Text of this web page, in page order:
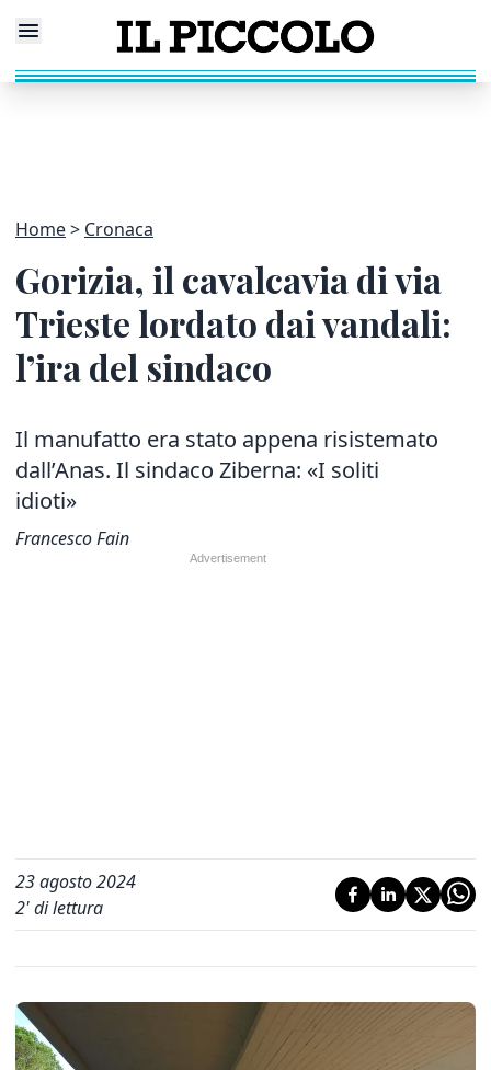
Home Cronaca
Gorizia, il cavalcavia di via
Trieste lordato dai vandali:
l’ira del sindaco
Il manufatto era stato appena risistemato
dall’Anas. Il sindaco Ziberna: «I soliti
idioti»
Francesco Fain
23 agosto 2024
2' di lettura